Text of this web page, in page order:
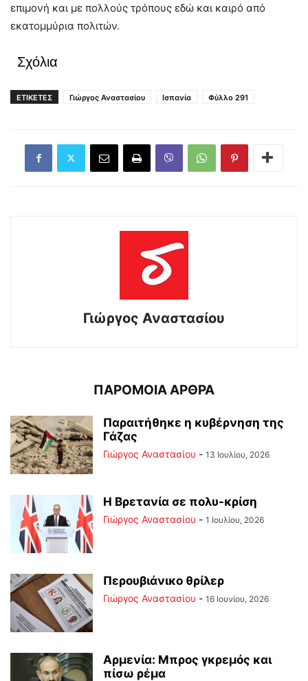
επιμονή και με πολλούς τρόπους εδώ και καιρό από
εκατομμύρια πολιτών.
Σχόλια
ΕΤΙΚΕΤΕΣ Γιώργος Αναστασίου Ισπανία Φύλλο 291
Γιώργος Αναστασίου
ΠΑΡΟΜΟΙΑ ΑΡΘΡΑ
Παραιτήθηκε η κυβέρνηση της
Γάζας
Γιώργος Αναστασίου - 13 Ιουλίου, 2026
Η Βρετανία σε πολυ-κρίση
Γιώργος Αναστασίου - 1 Ιουλίου, 2026
Περουβιάνικο θρίλερ
Γιώργος Αναστασίου - 16 Ιουνίου, 2026
Αρμενία: Μπρος γκρεμός και
πίσω ρέμα